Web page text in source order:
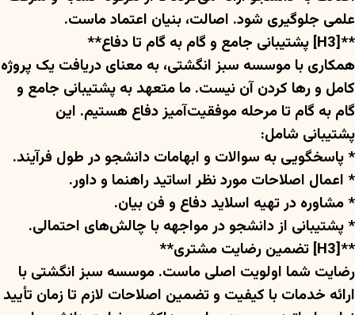
علمی جلوگیری شود. اصالت، بنیان اعتماد ماست.
**[H3] پشتیبانی جامع و گام به گام تا دفاع**
همکاری با موسسه سبز انگشتی، به معنای دریافت یک پروژه
کامل و رها کردن آن نیست. ما متعهد به پشتیبانی جامع و
گام به گام تا مرحله موفقیت‌آمیز دفاع هستیم. این
پشتیبانی شامل:
* پاسخگویی به سوالات و ابهامات دانشجو در طول فرآیند.
* اعمال اصلاحات مورد نظر اساتید راهنما و داور.
* مشاوره در تهیه اسلاید دفاع و فن بیان.
* پشتیبانی از دانشجو در مواجهه با چالش‌های احتمالی.
**[H3] تضمین رضایت مشتری**
رضایت شما اولویت اصلی ماست. موسسه سبز انگشتی با
ارائه خدمات با کیفیت و تضمین اصلاحات لازم تا زمان تأیید